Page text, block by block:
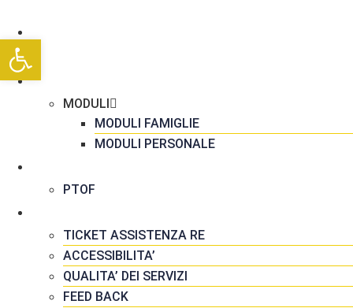
SEGRETERIA
MODULI
MODULI FAMIGLIE
MODULI PERSONALE
PTOF
TICKET ASSISTENZA RE
ACCESSIBILITA’
QUALITA’ DEI SERVIZI
FEED BACK
Apri la barra degli strumenti